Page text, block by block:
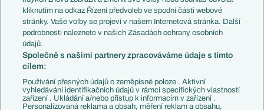
Kluby
Arsenal FC
Chelsea FC
Manchester United
AC Milán
Juventus FC
Bayern Mnichov
FC Barcelona
Zápasy
Livescore
Tipovací soutěž
kliknutím na odkaz Řízení předvoleb ve spodní části webové
stránky. Vaše volby se projeví v našem Internetová stránka. Další
podrobnosti naleznete v našich Zásadách ochrany osobních
údajů.
Společně s našimi partnery zpracováváme údaje s tímto
cílem:
Používání přesných údajů o zeměpisné poloze . Aktivní
vyhledávání identifikačních údajů v rámci specifických vlastností
zařízení . Ukládání a/nebo přístup k informacím v zařízení .
Personalizovaná reklama a obsah, měření reklam a obsahu,